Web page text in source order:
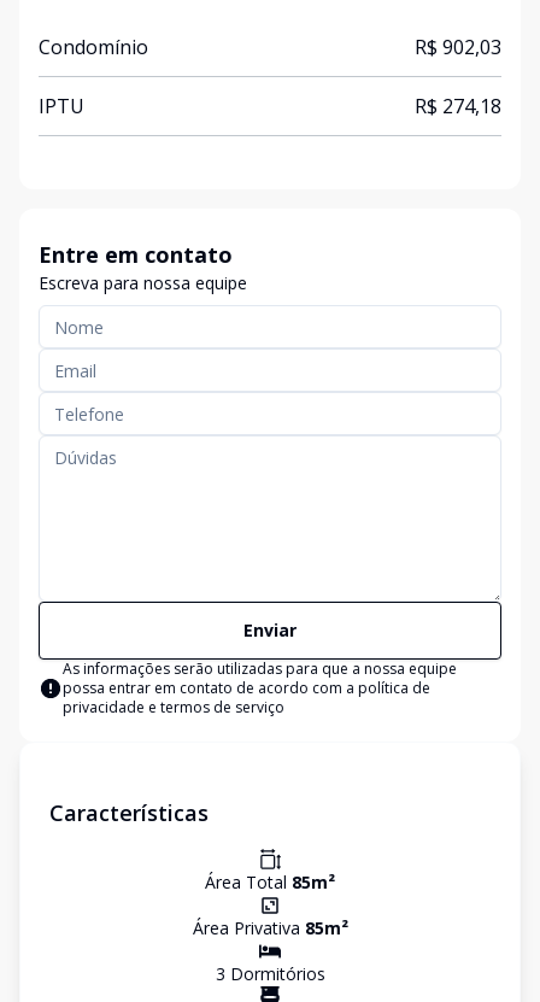
Condomínio R$ 902,03
IPTU R$ 274,18
Entre em contato
Escreva para nossa equipe
Enviar
As informações serão utilizadas para que a nossa equipe
possa entrar em contato de acordo com a política de
privacidade e termos de serviço
Características
Área Total 85m²
Área Privativa 85m²
3 Dormitórios